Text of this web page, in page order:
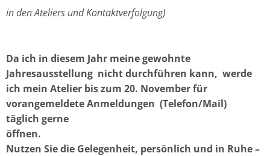
in den Ateliers und Kontaktverfolgung)
Da ich in diesem Jahr meine gewohnte
Jahresausstellung nicht durchführen kann, werde
ich mein Atelier bis zum 20. November für
vorangemeldete Anmeldungen (Telefon/Mail)
täglich gerne
öffnen.
Nutzen Sie die Gelegenheit, persönlich und in Ruhe –